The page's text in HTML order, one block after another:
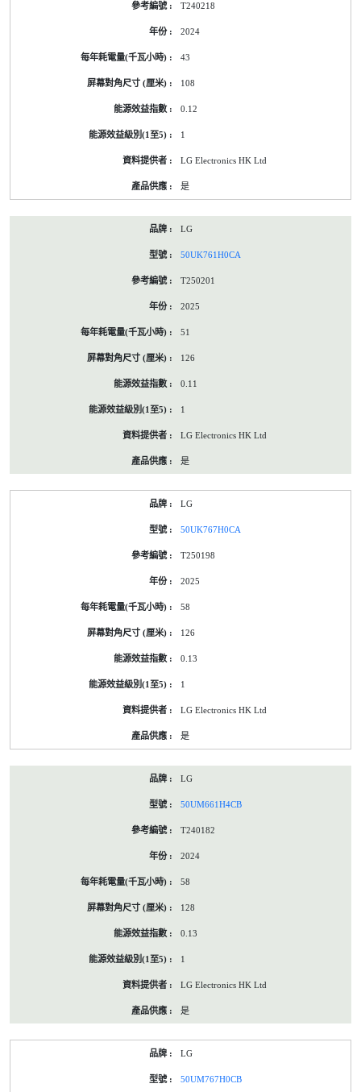
T240218
2024
43
108
0.12
1
LG Electronics HK Ltd
是
LG
50UK761H0CA
T250201
2025
51
126
0.11
1
LG Electronics HK Ltd
是
LG
50UK767H0CA
T250198
2025
58
126
0.13
1
LG Electronics HK Ltd
是
LG
50UM661H4CB
T240182
2024
58
128
0.13
1
LG Electronics HK Ltd
是
LG
50UM767H0CB